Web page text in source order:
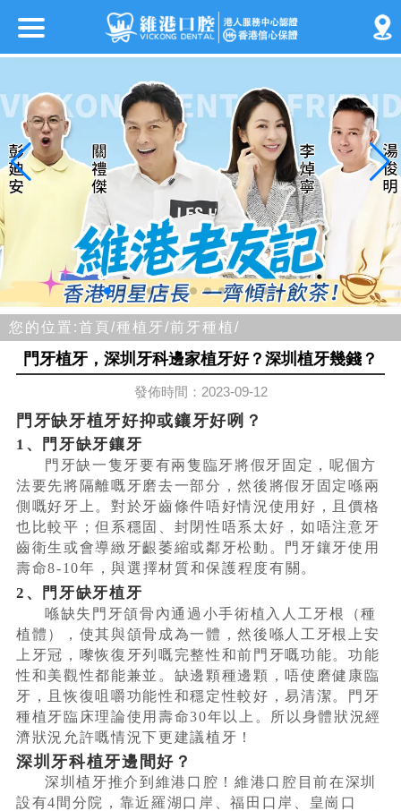
您的位置:首頁/種植牙/前牙種植/
門牙植牙，深圳牙科邊家植牙好？深圳植牙幾錢？
發佈時間：2023-09-12
門牙缺牙植牙好抑或鑲牙好咧？
1、門牙缺牙鑲牙
門牙缺一隻牙要有兩隻 臨牙將假牙固定，呢個方
法要先將隔離嘅牙磨去一部分，然後將假牙固定喺兩
側嘅好牙上。對於牙齒條件唔好情況使用好，且價格
也比較平；但系穩固、封閉性唔系太好，如唔注意牙
齒衛生或會導緻牙齦萎縮或鄰牙松動。門牙鑲牙使用
壽命8-10年，與選擇材質和保護程度有關。
2、門牙缺牙植牙
喺缺失門牙頜骨內通過小手術植入人工牙根（種
植體），使其與頜骨成為一體，然後喺人工牙根上安
上牙冠，嚟恢復牙列嘅完整性和前門牙嘅功能。功能
性和美觀性都能兼並。缺邊顆種邊顆，唔使磨健康臨
牙，且恢復咀嚼功能性和穩定性較好，易清潔。門牙
種植牙臨床理論使用壽命30年以上。所以身體狀況經
濟狀況允許嘅情況下更建議植牙！
深圳牙科植牙邊間好？
深圳植牙推介到維港口腔！維港口腔目前在深圳
設有4間分院，靠近羅湖口岸、福田口岸、皇崗口